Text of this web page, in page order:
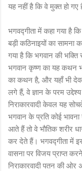
यह नहीं है कि वे मुक्त हो
भगवद्गीता में कहा गया है
बड़ी कठिनाइयों का
गया है कि भगवान की
भगवान कृष्ण का यह कथन
का कथन है, और यहाँ भी
लगे हैं, वे ज्ञान के परम
निराकारवादी केवल यह
भगवान के प्रति कोई
आते हैं तो वे भौतिक शरीर
कर देते हैं। भगवद्गीता में
वासना पर विजय प्राप्त
निराकारवादी पतन की ओर